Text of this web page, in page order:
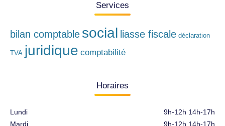
Services
bilan comptable social liasse fiscale déclaration
TVA juridique comptabilité
Horaires
Lundi
Mardi
9h-12h 14h-17h
9h-12h 14h-17h